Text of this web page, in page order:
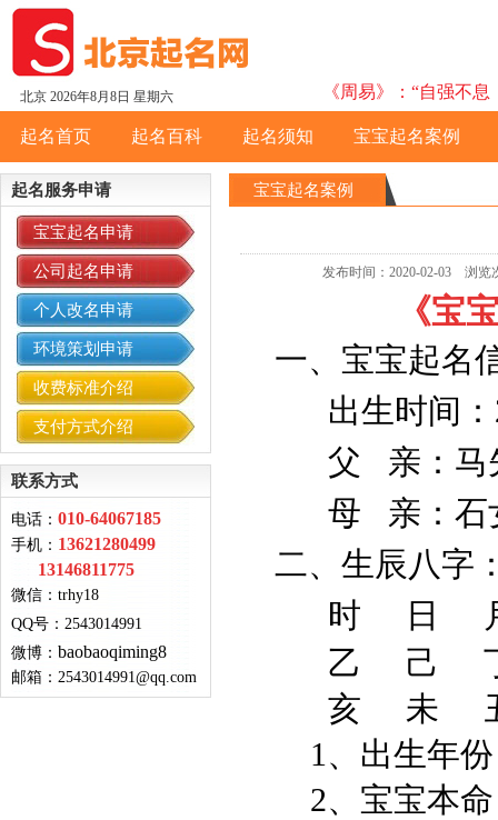
北京 2026年8月8日 星期六 《周易》：“自强不
起名首页 起名百科 起名须知 宝宝起名案例
起名服务申请
宝宝起名申请
公司起名申请
个人改名申请
环境策划申请
收费标准介绍
支付方式介绍
联系方式
电话： 010-64067185
手机： 13621280499
13146811775
微信： trhy18
QQ号 ： 2543014991
微博： baobaoqiming8
邮箱： 2543014991@qq.com
宝宝起名案例
发布时间：2020-02-03 浏览
《宝
一、宝宝起名
出生时间：
父 亲：
母 亲： 石
二、生辰八字
时 日
乙 己
亥 未
1、出生年份
2、宝宝本命